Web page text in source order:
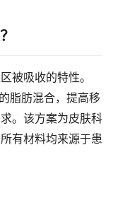
被吸收的特性。
脂肪混合，提高移
。该方案为皮肤科
有材料均来源于患